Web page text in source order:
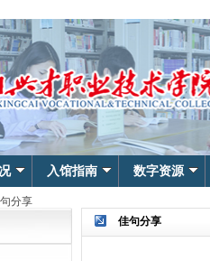
入馆指南 数字资源
分享
佳句分享